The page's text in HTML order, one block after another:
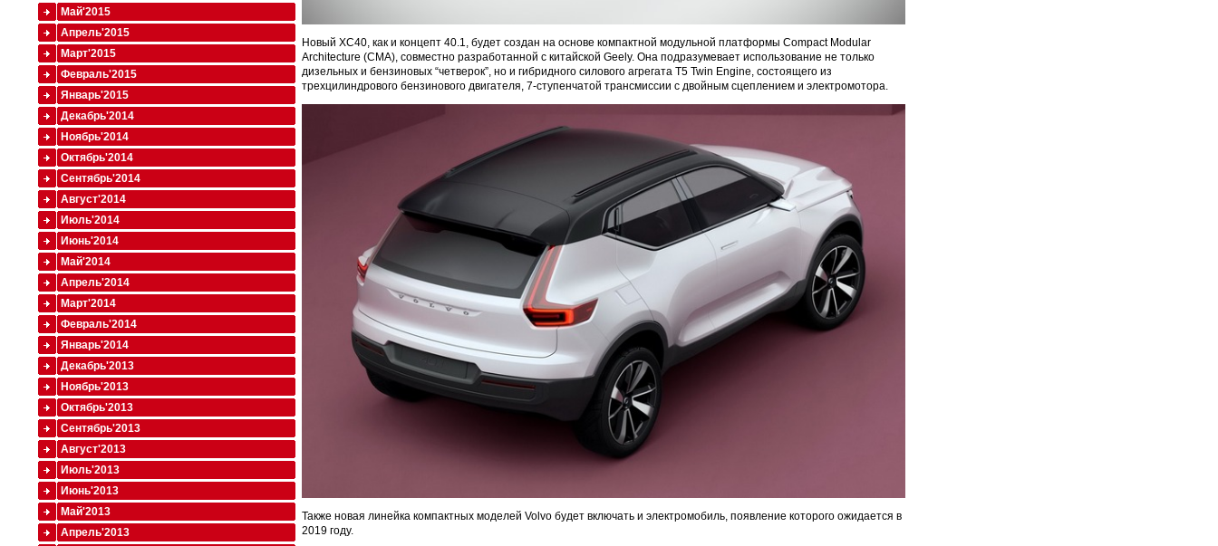
Новый XC40, как и концепт 40.1, будет создан на основе компактной модульной платформы Compact Modular
Architecture (CMA), совместно разработанной с китайской Geely. Она подразумевает использование не только
дизельных и бензиновых “четверок”, но и гибридного силового агрегата T5 Twin Engine, состоящего из
трехцилиндрового бензинового двигателя, 7-ступенчатой трансмиссии с двойным сцеплением и электромотора.
Также новая линейка компактных моделей Volvo будет включать и электромобиль, появление которого ожидается в
2019 году.
Май'2015
Апрель'2015
Март'2015
Февраль'2015
Январь'2015
Декабрь'2014
Ноябрь'2014
Октябрь'2014
Сентябрь'2014
Август'2014
Июль'2014
Июнь'2014
Май'2014
Апрель'2014
Март'2014
Февраль'2014
Январь'2014
Декабрь'2013
Ноябрь'2013
Октябрь'2013
Сентябрь'2013
Август'2013
Июль'2013
Июнь'2013
Май'2013
Апрель'2013